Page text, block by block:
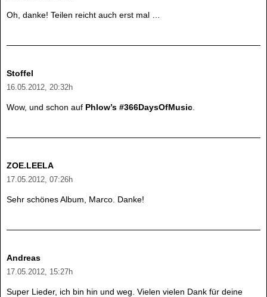
Oh, danke! Teilen reicht auch erst mal …
Stoffel
16.05.2012, 20:32h
Wow, und schon auf Phlow’s #366DaysOfMusic
ZOE.LEELA
17.05.2012, 07:26h
Sehr schönes Album, Marco. Danke!
Andreas
17.05.2012, 15:27h
Super Lieder, ich bin hin und weg. Vielen vielen Dank für deine